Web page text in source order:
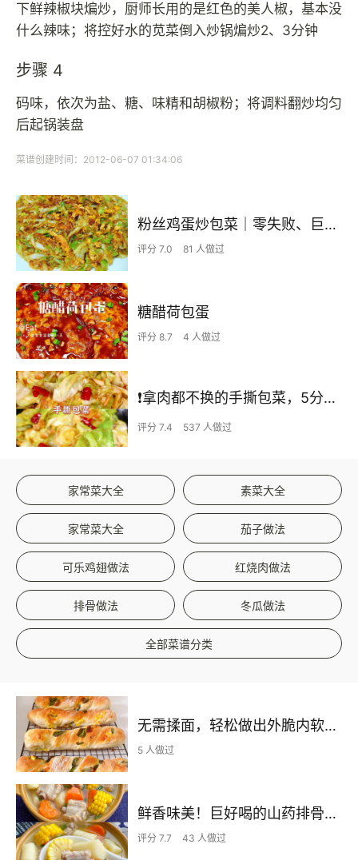
下鲜辣椒块煸炒，厨师长用的是红色的美人椒，基本没
什么辣味；将控好水的苋菜倒入炒锅煸炒2、3分钟
步骤 4
码味，依次为盐、糖、味精和胡椒粉；将调料翻炒均匀
后起锅装盘
菜谱创建时间：2012-06-07 01:34:06
粉丝鸡蛋炒包菜｜零失败、巨下饭
评分 7.0 81 人做过
糖醋荷包蛋
评分 8.7 4 人做过
❗拿肉都不换的手撕包菜，5分钟快手家常菜🔥
评分 7.4 537 人做过
家常菜大全 素菜大全
家常菜大全 茄子做法
可乐鸡翅做法 红烧肉做法
排骨做法 冬瓜做法
全部菜谱分类
无需揉面，轻松做出外脆内软的恰巴塔扭扭棒，手残党们的福利来咯~
5 人做过
鲜香味美！巨好喝的山药排骨汤！！
评分 7.7 43 人做过